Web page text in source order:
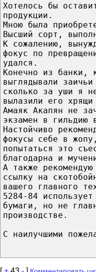
Хотелось бы
продукции.
Мною была
Высший сорт,
К сожалению,
фокус по
удался.
Конечно из банки,
выглядывали
сколько за уши я
вылазили его
Амаяк Акапян не
экзамен в гильдию
Настойчиво
фокусы себе в
попытаться это
благодарна и
А также
ссылку на
вашего главного
5284-84
бумаги, но не
производстве.
С наилучшими